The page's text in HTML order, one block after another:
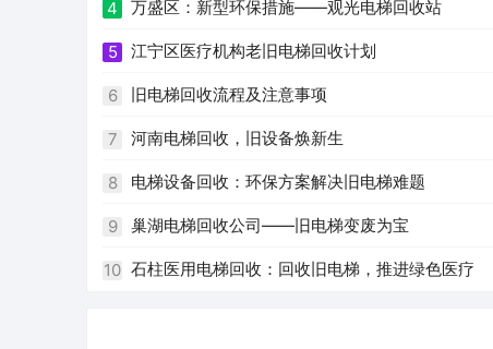
4 万盛区：新型环保措施——观光电梯回收站
5 江宁区医疗机构老旧电梯回收计划
6 旧电梯回收流程及注意事项
7 河南电梯回收，旧设备焕新生
8 电梯设备回收：环保方案解决旧电梯难题
9 巢湖电梯回收公司——旧电梯变废为宝
10 石柱医用电梯回收：回收旧电梯，推进绿色医疗